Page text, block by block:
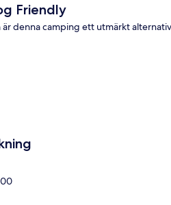
Friendly
denna camping ett utmärkt